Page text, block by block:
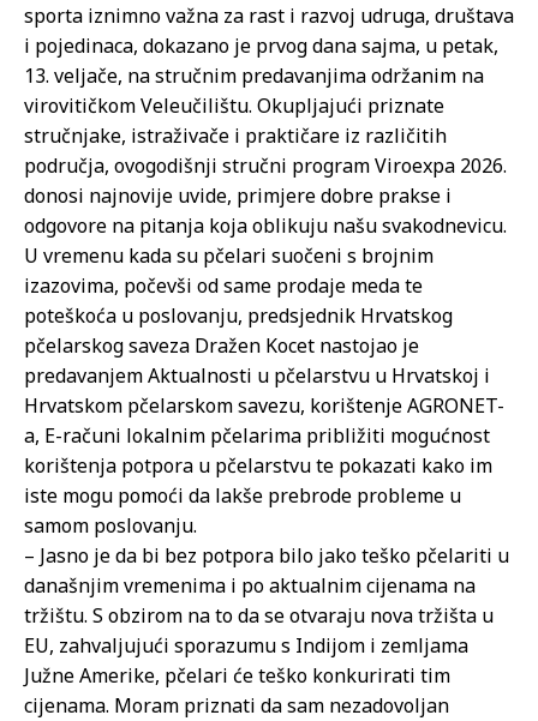
sporta iznimno važna za rast i razvoj udruga, društava
i pojedinaca, dokazano je prvog dana sajma, u petak,
13. veljače, na stručnim predavanjima održanim na
virovitičkom Veleučilištu. Okupljajući priznate
stručnjake, istraživače i praktičare iz različitih
područja, ovogodišnji stručni program Viroexpa 2026.
donosi najnovije uvide, primjere dobre prakse i
odgovore na pitanja koja oblikuju našu svakodnevicu.
U vremenu kada su pčelari suočeni s brojnim
izazovima, počevši od same prodaje meda te
poteškoća u poslovanju, predsjednik Hrvatskog
pčelarskog saveza Dražen Kocet nastojao je
predavanjem Aktualnosti u pčelarstvu u Hrvatskoj i
Hrvatskom pčelarskom savezu, korištenje AGRONET-
a, E-računi lokalnim pčelarima približiti mogućnost
korištenja potpora u pčelarstvu te pokazati kako im
iste mogu pomoći da lakše prebrode probleme u
samom poslovanju.
– Jasno je da bi bez potpora bilo jako teško pčelariti u
današnjim vremenima i po aktualnim cijenama na
tržištu. S obzirom na to da se otvaraju nova tržišta u
EU, zahvaljujući sporazumu s Indijom i zemljama
Južne Amerike, pčelari će teško konkurirati tim
cijenama. Moram priznati da sam nezadovoljan